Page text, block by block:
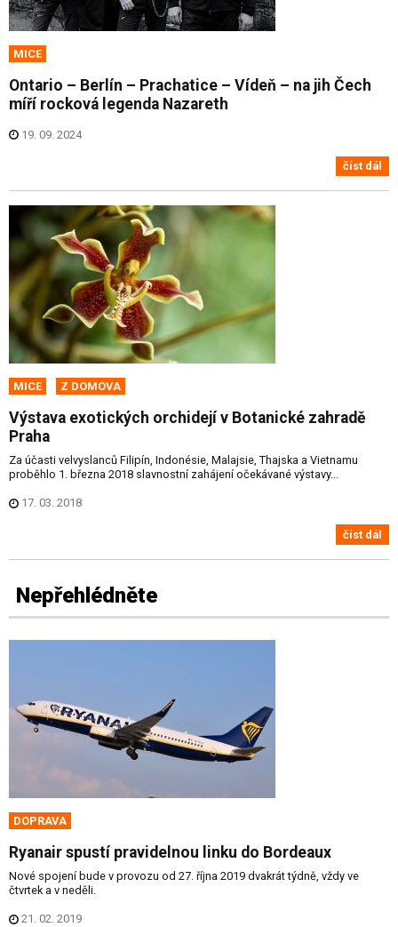
MICE
Ontario – Berlín – Prachatice – Vídeň – na jih Čech
míří rocková legenda Nazareth
19. 09. 2024
číst dál
MICE Z DOMOVA
Výstava exotických orchidejí v Botanické zahradě
Praha
Za účasti velvyslanců Filipín, Indonésie, Malajsie, Thajska a Vietnamu
proběhlo 1. března 2018 slavnostní zahájení očekávané výstavy...
17. 03. 2018
číst dál
Nepřehlédněte
DOPRAVA
Ryanair spustí pravidelnou linku do Bordeaux
Nové spojení bude v provozu od 27. října 2019 dvakrát týdně, vždy ve
čtvrtek a v neděli.
21. 02. 2019